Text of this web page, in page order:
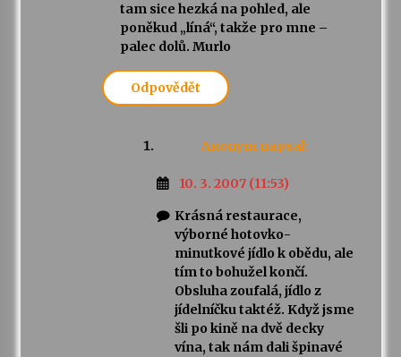
tam sice hezká na pohled, ale
poněkud „líná“, takže pro mne –
palec dolů. Murlo
Odpovědět
Anonym napsal:
10. 3. 2007 (11:53)
Krásná restaurace,
výborné hotovko-
minutkové jídlo k obědu, ale
tím to bohužel končí.
Obsluha zoufalá, jídlo z
jídelníčku taktéž. Když jsme
šli po kině na dvě decky
vína, tak nám dali špinavé